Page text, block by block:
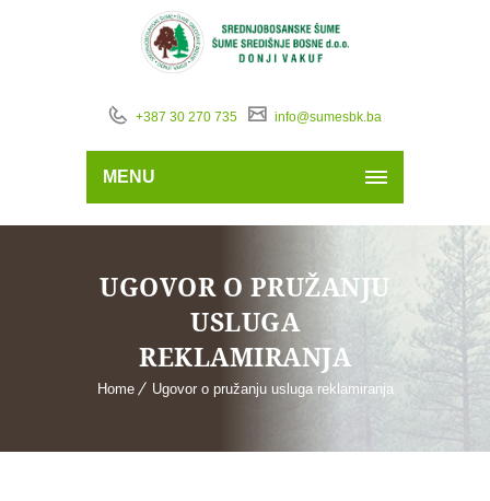
+387 30 270 735 info@sumesbk.ba
MENU
UGOVOR O PRUŽANJU
USLUGA
REKLAMIRANJA
Home Ugovor o pružanju usluga reklamiranja